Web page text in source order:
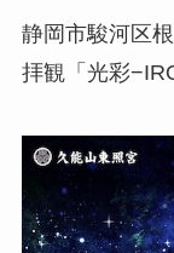
静岡市駿河区
拝観「光彩